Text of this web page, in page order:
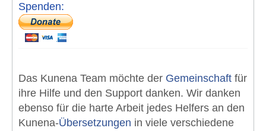
Spenden:
Das Kunena Team möchte der Gemeinschaft für
ihre Hilfe und den Support danken. Wir danken
ebenso für die harte Arbeit jedes Helfers an den
Kunena-Übersetzungen in viele verschiedene